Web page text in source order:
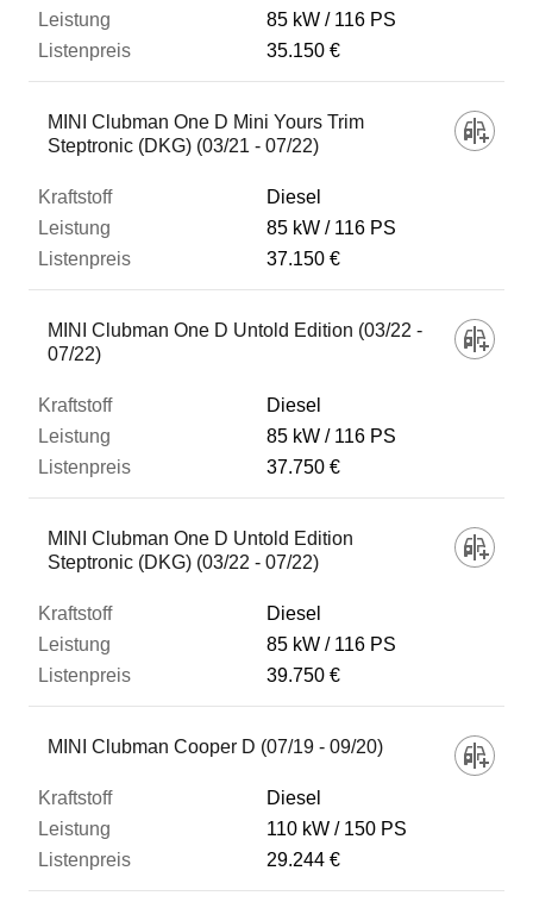
85 kW
116 PS
35.150 €
MINI Clubman One D Mini Yours Trim
Steptronic (DKG) (03/21 - 07/22)
Diesel
85 kW
116 PS
37.150 €
MINI Clubman One D Untold Edition (03/22 -
07/22)
Diesel
85 kW
116 PS
37.750 €
MINI Clubman One D Untold Edition
Steptronic (DKG) (03/22 - 07/22)
Diesel
85 kW
116 PS
39.750 €
MINI Clubman Cooper D (07/19 - 09/20)
Diesel
110 kW
150 PS
29.244 €